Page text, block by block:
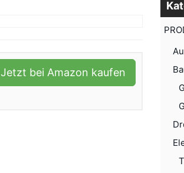
Jetzt bei Amazon kaufen